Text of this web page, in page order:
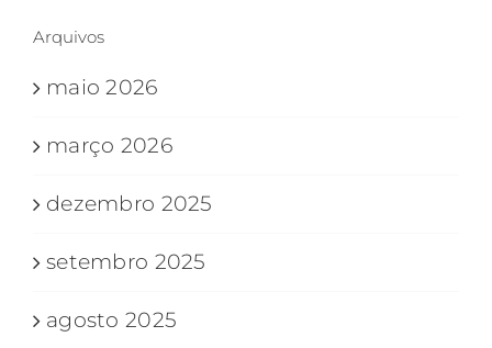
Arquivos
maio 2026
março 2026
dezembro 2025
setembro 2025
agosto 2025